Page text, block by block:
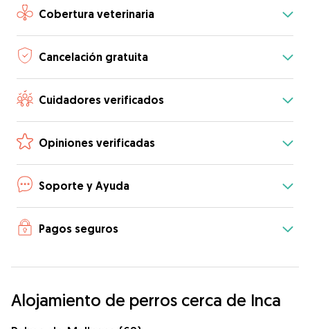
Cobertura veterinaria
Cancelación gratuita
Cuidadores verificados
Opiniones verificadas
Soporte y Ayuda
Pagos seguros
Alojamiento de perros cerca de Inca